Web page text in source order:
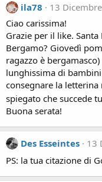
ila78
13
Ciao carissima!
Grazie per il like.
Bergamo? Giovedì
ragazzo è
lunghissima di
consegnare la letterina
spiegato che succede
Buona serata!
Des Esseintes
13
PS: la tua citazione di